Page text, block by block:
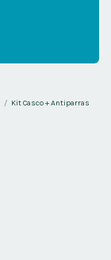
/ Kit Casco + Antiparras